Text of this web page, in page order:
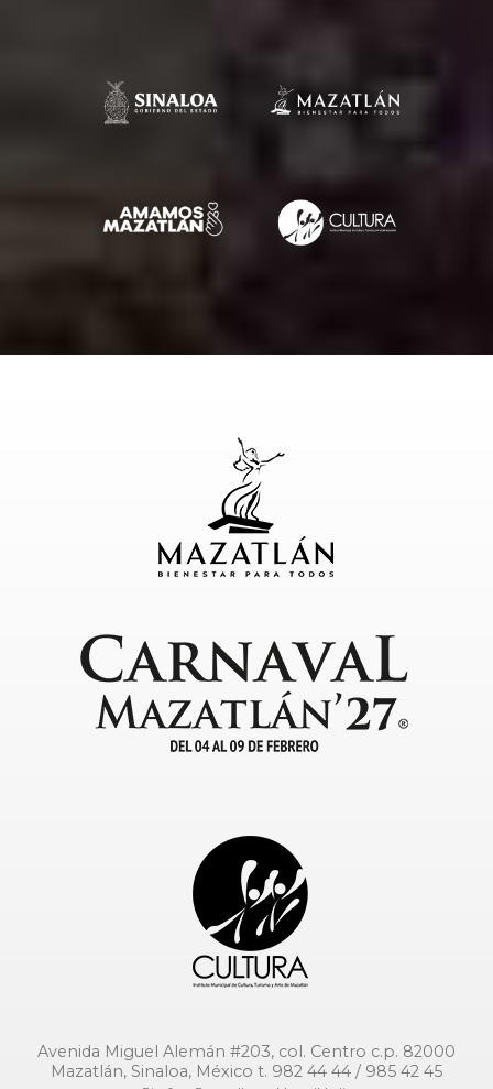
Avenida Miguel Alemán #203, col. Centro c.p. 82000
Mazatlán, Sinaloa, México t. 982 44 44 / 985 42 45